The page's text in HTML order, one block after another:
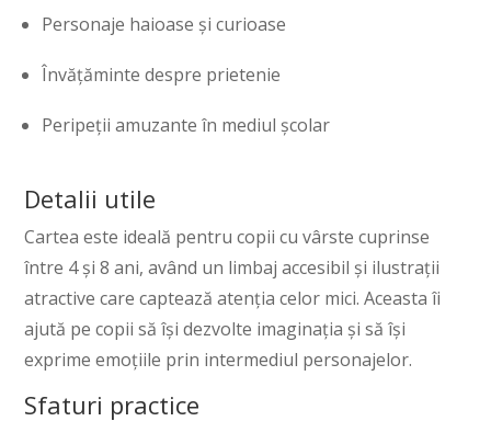
Personaje haioase și curioase
Învățăminte despre prietenie
Peripeții amuzante în mediul școlar
Detalii utile
Cartea este ideală pentru copii cu vârste cuprinse
între 4 și 8 ani, având un limbaj accesibil și ilustrații
atractive care captează atenția celor mici. Aceasta îi
ajută pe copii să își dezvolte imaginația și să își
exprime emoțiile prin intermediul personajelor.
Sfaturi practice